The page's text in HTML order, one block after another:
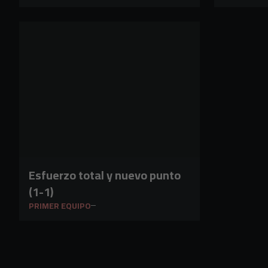
Esfuerzo total y nuevo punto
(1-1)
PRIMER EQUIPO